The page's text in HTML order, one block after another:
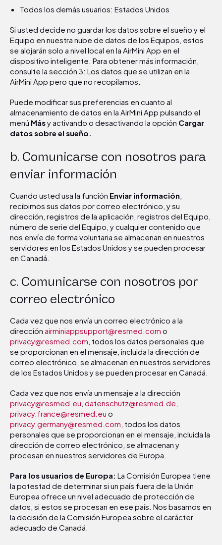
Todos los demás usuarios: Estados Unidos
Si usted decide no guardar los datos sobre el sueño y el
Equipo en nuestra nube de datos de los Equipos, estos
se alojarán solo a nivel local en la AirMini App en el
dispositivo inteligente. Para obtener más información,
consulte la sección 3: Los datos que se utilizan en la
AirMini App pero que no recopilamos.
Puede modificar sus preferencias en cuanto al
almacenamiento de datos en la AirMini App pulsando el
menú Másy activando o desactivando la opción Cargar
datos sobre el sueño.
b. Comunicarse con nosotros para
enviar información
Cuando usted usa la función Enviar información
recibimos sus datos por correo electrónico, y su
dirección, registros de la aplicación, registros del Equipo,
número de serie del Equipo, y cualquier contenido que
nos envíe de forma voluntaria se almacenan en nuestros
servidores en los Estados Unidos y se pueden procesar
en Canadá.
c. Comunicarse con nosotros por
correo electrónico
Cada vez que nos envía un correo electrónico a la
dirección airminiappsupport@resmed.com o
privacy@resmed.com , todos los datos personales que
se proporcionan en el mensaje, incluida la dirección de
correo electrónico, se almacenan en nuestros servidores
de los Estados Unidos y se pueden procesar en Canadá.
Cada vez que nos envía un mensaje a la dirección
privacy@resmed.eu datenschutz@resmed.de
privacy.france@resmed.eu o
privacy.germany@resmed.com , todos los datos
personales que se proporcionan en el mensaje, incluida la
dirección de correo electrónico, se almacenan y
procesan en nuestros servidores de Europa.
Para los usuarios de Europa: La Comisión Europea tiene
la potestad de determinar si un país fuera de la Unión
Europea ofrece un nivel adecuado de protección de
datos, si estos se procesan en ese país. Nos basamos en
la decisión de la Comisión Europea sobre el carácter
adecuado de Canadá.